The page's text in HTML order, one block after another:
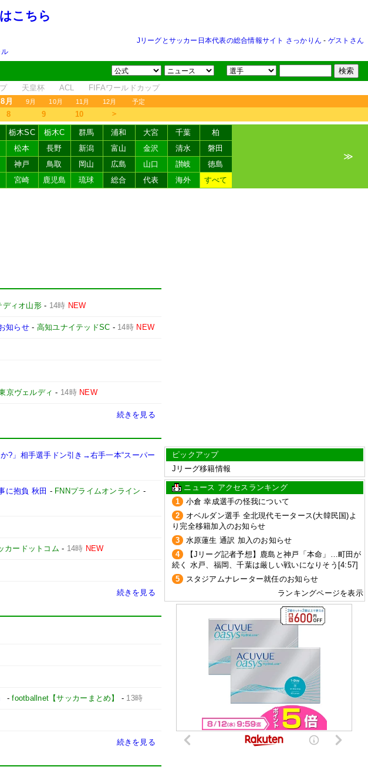
こちら
Jリーグとサッカー日本代表の総合情報サイト さっかりん - ゲストさん
天皇杯 ACL FIFAワールドカップ
8月 9月 10月 11月 12月 予定
8 9 10 ＞
栃木SC 栃木C 群馬 浦和 大宮 千葉
柏
松本 長野 新潟 富山 金沢 清水
磐田
神戸 鳥取 岡山 広島 山口 讃岐
徳島
宮崎 鹿児島 琉球 総合 代表 海外 すべて
≫
ディオ山形- 14時 NEW
知らせ- 高知ユナイテッドSC - 14時 NEW
京ヴェルディ - 14時 NEW
続きを見る
?」相手選手ドン引き→右手一本“スーパー
に抱負 秋田 - FNNプライムオンライン -
カードットコム - 14時 NEW
続きを見る
-footballnet【サッカーまとめ】 - 13時
続きを見る
ピックアップ
Jリーグ移籍情報
ニュース アクセスランキング
1
小倉 幸成選手の怪我について
2
オベルダン選手 全北現代モータース(大韓民国)よ
り完全移籍加入のお知らせ
3
水原蓮生 通訳 加入のお知らせ
4
【Jリーグ記者予想】鹿島と神戸「本命」…町田が
続く 水戸、福岡、千葉は厳しい戦いになりそう[4:57]
5
スタジアムナレーター就任のお知らせ
ランキングページを表示